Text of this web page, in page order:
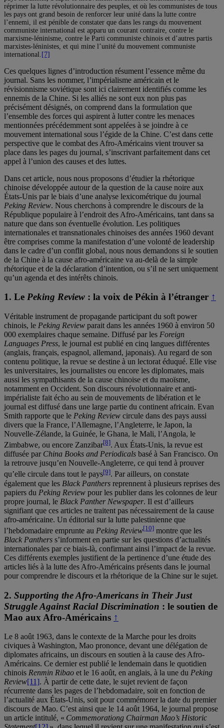
réprimer la lutte révolutionnaire des peuples, et où les communistes de tous
les pays ont grand besoin de renforcer leur unité dans la lutte contre
l’ennemi, il est pénible de constater que dans les rangs du mouvement
communiste international est apparu un courant contraire, contre le
marxisme-léninisme, contre le Parti communiste chinois et d’autres partis
marxistes-léninistes, et qui mine l’unité du mouvement communiste
international. [7]
Ces quelques lignes d’introduction résument l’essence même du
journal. Sans les nommer, l’impérialisme américain et le
révisionnisme soviétique sont ici clairement identifiés comme les
ennemis de la Chine. Si les alliés ne sont eux non plus pas
précisément désignés, on comprend dans la formulation que
l’ensemble des forces qui aspirent à lutter contre les menaces
mentionnées précédemment sont appelées à se joindre à ce
mouvement international sous l’égide de la Chine. C’est dans cette
perspective que le combat des Afro-Américains vient trouver sa
place dans les pages du journal, s’inscrivant parfaitement dans cet
appel à l’union des causes et des luttes.
Dans cet article, nous nous proposons d’étudier la rhétorique
chinoise développée autour de la question de la cause noire aux
États-Unis par le biais d’une analyse lexicométrique du journal
Peking Review. Nous cherchons à comprendre le discours de la
République populaire à l’endroit des Afro-Américains, tant dans sa
nature que dans son éventuelle évolution. Les politiques
internationales et transnationales chinoises des années 1960 devant
être comprises comme la manifestation d’une volonté de leadership
dans le cadre d’un conflit global, nous nous demandons si le soutien
de la Chine à la cause afro-américaine va au-delà de la simple
rhétorique et de la déclaration d’intention, ou s’il ne sert uniquement
qu’un agenda et des intérêts chinois.
1. Le Peking Review : la voix de Pékin à l’étranger ↑
Véritable instrument de propagande participant du soft power
chinois, le Peking Review parait dans les années 1960 à environ 50
000 exemplaires chaque semaine. Diffusé par les Foreign
Languages Press, le journal est publié en cinq langues différentes
(anglais, français, espagnol, allemand, japonais). Au regard de son
contenu politique, la revue se destine à un lectorat éduqué. Elle vise
les universitaires, les journalistes ou encore les diplomates, mais
aussi les sympathisants de la cause chinoise et du maoïsme,
notamment en Occident. Son discours révolutionnaire et anti-
impérialiste fait écho au sein de mouvements de libération et le
journal est diffusé dans une large partie du continent africain. Evan
Smith rapporte que le Peking Review circule dans des pays aussi
divers que la France, l’Allemagne, l’Angleterre, le Japon, la
Nouvelle-Zélande, la Guinée, le Ghana, le Mali, l’Angola, le
Zimbabwe, ou encore Zanzibar[8]. Aux États-Unis, la revue est
diffusée par China Books and Periodicals basé à San Francisco. On
la retrouve jusqu’en Nouvelle-Angleterre, ce qui tend à prouver
qu’elle circule dans tout le pays[9]. Par ailleurs, on constate
également que les Black Panthers reprennent à plusieurs reprises des
papiers du Peking Review pour les publier dans les colonnes de leur
propre journal, le Black Panther Newspaper. Il est d’ailleurs
signifiant que ces articles ne traitent pas nécessairement de la cause
afro-américaine. Un éditorial sur la lutte palestinienne que
l’hebdomadaire emprunte au Peking Review[10] montre que les
Black Panthers s’informent en partie sur les questions d’actualités
internationales par ce biais-là, confirmant ainsi l’impact de la revue.
Ces différents exemples justifient de la pertinence d’une étude des
articles liés à la lutte des Afro-Américains présents dans le journal
pour comprendre le discours et la rhétorique de la Chine sur le sujet.
2. Supporting the Afro-Americans in Their Just
Struggle Against Racial Discrimination : le soutien de
Mao aux Afro-Américains ↑
Le 8 août 1963, dans le contexte de la Marche pour les droits
civiques à Washington, Mao prononce, devant une délégation de
diplomates africains, un discours en soutien à la cause des Afro-
Américains. Ce dernier est publié le lendemain dans le quotidien
chinois Renmin Ribao et le 16 août, en anglais, à la une du Peking
Review[11]. À partir de cette date, le sujet revient de façon
récurrente dans les pages de l’hebdomadaire, soit en fonction de
l’actualité aux États-Unis, soit pour commémorer la date du premier
discours de Mao. C’est ainsi que le 14 août 1964, le journal propose
un article intitulé, « Commemorationg Chairman Mao’s Historic